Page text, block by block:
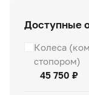
Доступные
Колеса
стопором)
45 750 ₽